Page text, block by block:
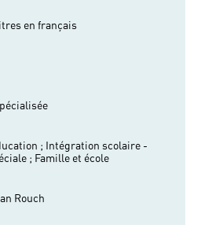
en français
;
Intégration scolaire -
; Famille et école
Rouch